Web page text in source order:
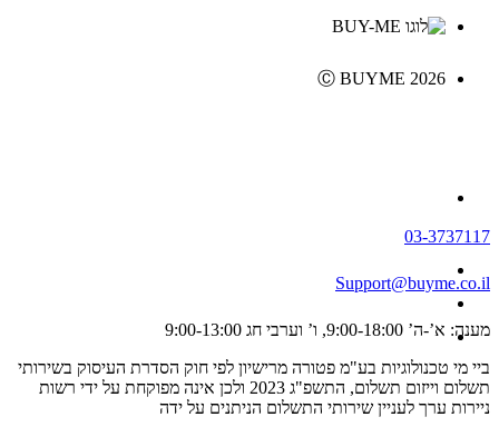
Ⓒ BUYME 2026
03-3737117
Support@buyme.co.il
מענה: א’-ה’ 9:00-18:00, ו’ וערבי חג 9:00-13:00
ביי מי טכנולוגיות בע"מ פטורה מרישיון לפי חוק הסדרת העיסוק בשירותי
תשלום וייזום תשלום, התשפ"ג 2023 ולכן אינה מפוקחת על ידי רשות
ניירות ערך לעניין שירותי התשלום הניתנים על ידה